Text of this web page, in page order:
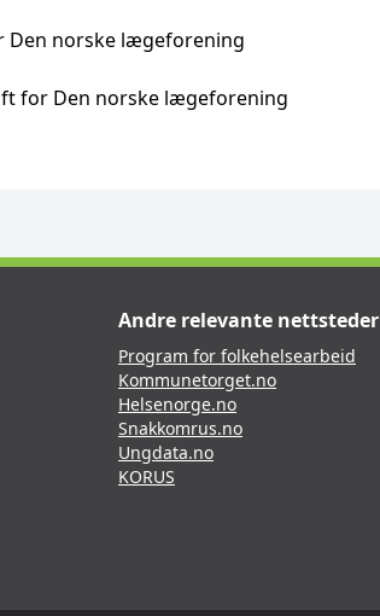
Den norske lægeforening
for Den norske lægeforening
Andre relevante nettsteder
Program for folkehelsearbeid
Kommunetorget.no
Helsenorge.no
Snakkomrus.no
Ungdata.no
KORUS